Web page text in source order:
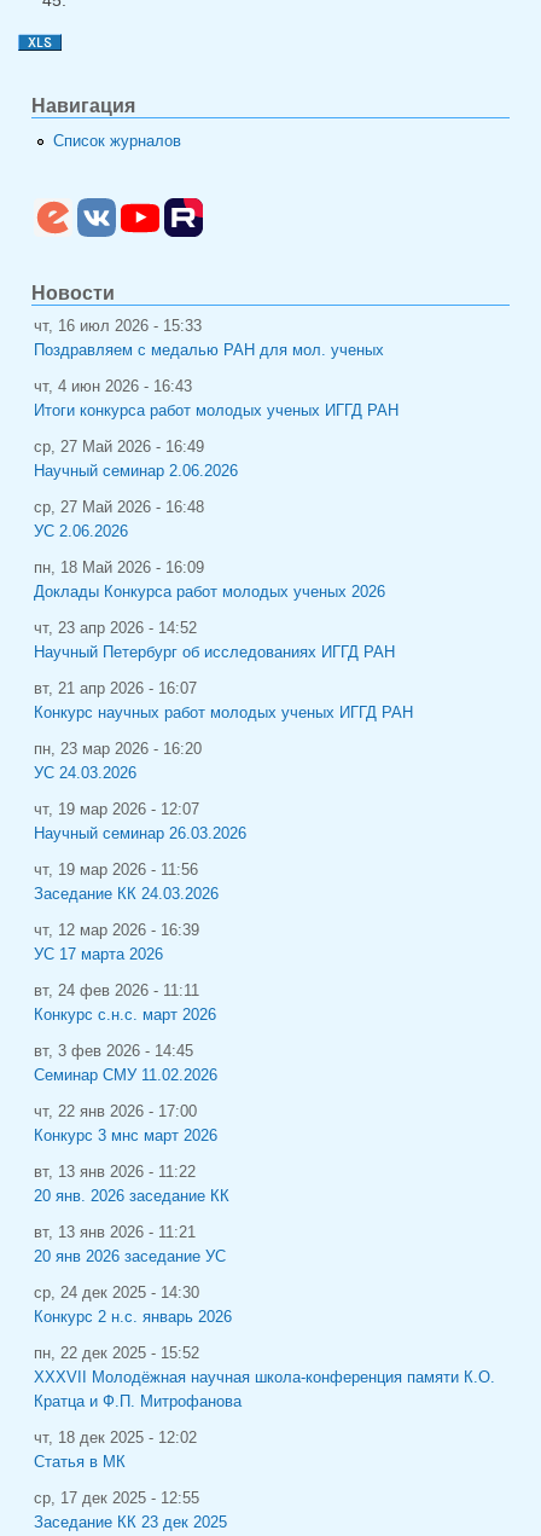
Навигация
Список журналов
Новости
чт, 16 июл 2026 - 15:33
Поздравляем с медалью РАН для мол. ученых
чт, 4 июн 2026 - 16:43
Итоги конкурса работ молодых ученых ИГГД РАН
ср, 27 Май 2026 - 16:49
Научный семинар 2.06.2026
ср, 27 Май 2026 - 16:48
УС 2.06.2026
пн, 18 Май 2026 - 16:09
Доклады Конкурса работ молодых ученых 2026
чт, 23 апр 2026 - 14:52
Научный Петербург об исследованиях ИГГД РАН
вт, 21 апр 2026 - 16:07
Конкурс научных работ молодых ученых ИГГД РАН
пн, 23 мар 2026 - 16:20
УС 24.03.2026
чт, 19 мар 2026 - 12:07
Научный семинар 26.03.2026
чт, 19 мар 2026 - 11:56
Заседание КК 24.03.2026
чт, 12 мар 2026 - 16:39
УС 17 марта 2026
вт, 24 фев 2026 - 11:11
Конкурс с.н.с. март 2026
вт, 3 фев 2026 - 14:45
Семинар СМУ 11.02.2026
чт, 22 янв 2026 - 17:00
Конкурс 3 мнс март 2026
вт, 13 янв 2026 - 11:22
20 янв. 2026 заседание КК
вт, 13 янв 2026 - 11:21
20 янв 2026 заседание УС
ср, 24 дек 2025 - 14:30
Конкурс 2 н.с. январь 2026
пн, 22 дек 2025 - 15:52
XXXVII Молодёжная научная школа-конференция памяти К.О.
Кратца и Ф.П. Митрофанова
чт, 18 дек 2025 - 12:02
Статья в МК
ср, 17 дек 2025 - 12:55
Заседание КК 23 дек 2025